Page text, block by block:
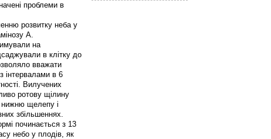
проблеми в
розвитку неба у
А.
на
в клітку до
вважати
інтервалами в 6
Вилучених
ротову щілину
нижню щелепу і
збільшеннях.
починається з 13
небо у плодів, як